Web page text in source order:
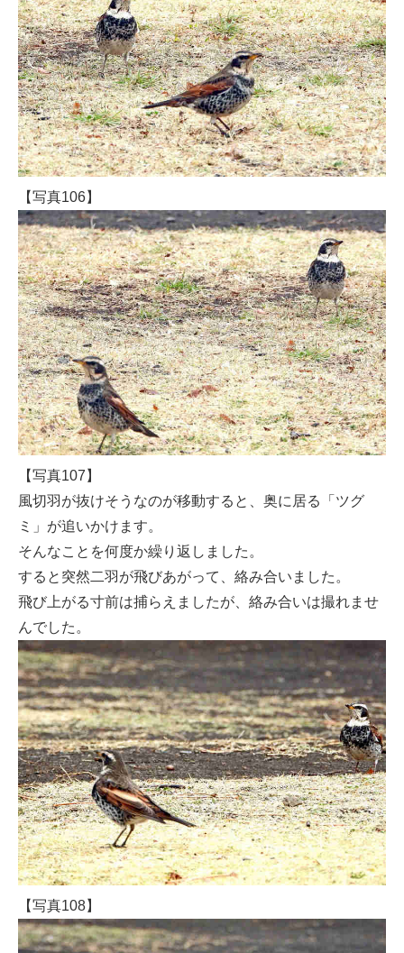
【写真106】
【写真107】
風切羽が抜けそうなのが移動すると、奥に居る「ツグ
ミ」が追いかけます。
そんなことを何度か繰り返しました。
すると突然二羽が飛びあがって、絡み合いました。
飛び上がる寸前は捕らえましたが、絡み合いは撮れませ
んでした。
【写真108】